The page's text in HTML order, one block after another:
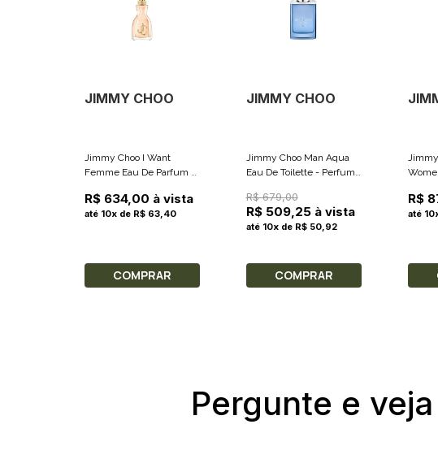
JIMMY CHOO
Jimmy Choo I Want
Femme Eau De Parfum -
R$ 634,00 à vista
até 10x de R$ 63,40
COMPRAR
JIMMY CHOO
Jimmy Choo Man Aqua
Eau De Toilette - Perfume
R$ 679,00
R$ 509,25 à vista
até 10x de R$ 50,92
COMPRAR
R$
até
Pergunte e